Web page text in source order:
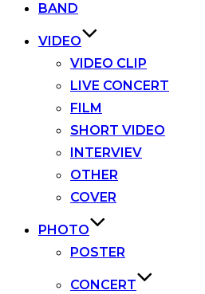
BAND
VIDEO
VIDEO CLIP
LIVE CONCERT
FILM
SHORT VIDEO
INTERVIEV
OTHER
COVER
PHOTO
POSTER
CONCERT